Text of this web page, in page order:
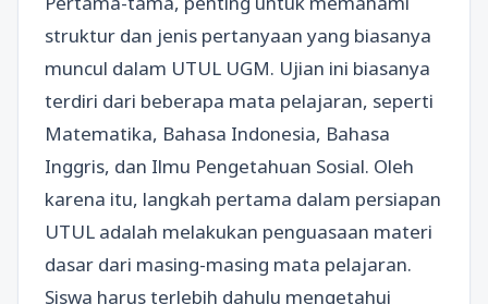
struktur dan jenis pertanyaan yang biasanya
muncul dalam UTUL UGM. Ujian ini biasanya
terdiri dari beberapa mata pelajaran, seperti
Matematika, Bahasa Indonesia, Bahasa
Inggris, dan Ilmu Pengetahuan Sosial. Oleh
karena itu, langkah pertama dalam persiapan
UTUL adalah melakukan penguasaan materi
dasar dari masing-masing mata pelajaran.
Siswa harus terlebih dahulu mengetahui